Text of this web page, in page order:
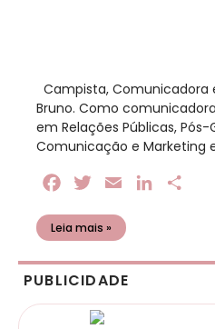
Campista, Comunicadora
Bruno. Como
em Relações Públicas,
Comunicação e Marketing
FacebookTwitterEmail LinkedIn
Leia mais »
PUBLICIDADE